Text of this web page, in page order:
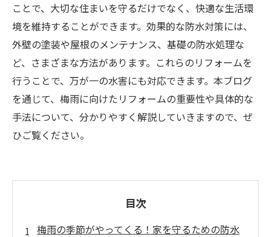
ことで、大切な住まいを守るだけでなく、快適な生活環
境を維持することができます。効果的な防水対策には、
外壁の塗装や屋根のメンテナンス、基礎の防水処理な
ど、さまざまな方法があります。これらのリフォームを
行うことで、万が一の水害にも対応できます。本ブログ
を通じて、梅雨に向けたリフォームの重要性や具体的な
手法について、分かりやすく解説していきますので、ぜ
ひご覧ください。
目次
梅雨の季節がやってくる！家を守るための防水